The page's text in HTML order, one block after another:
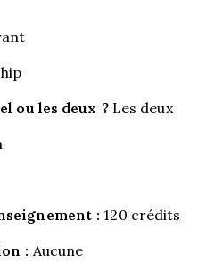
ou les deux ?Les deux
: 120 crédits
: Aucune